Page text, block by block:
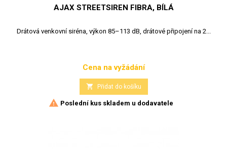
AJAX STREETSIREN FIBRA, BÍLÁ
Drátová venkovní siréna, výkon 85–113 dB, drátové připojení na 2...
Cena
Cena na vyžádání
 Přidat do košíku
 Poslední kus skladem u dodavatele